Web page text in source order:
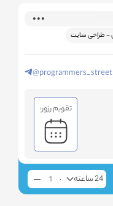
- طراحی سایت
@programmers_street
تقویم رزور:
24 ساعته